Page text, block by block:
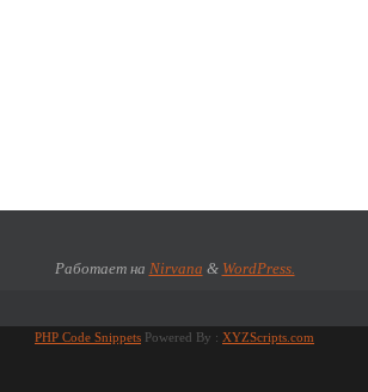
Работает на Nirvana & WordPress.
PHP Code Snippets Powered By : XYZScripts.com